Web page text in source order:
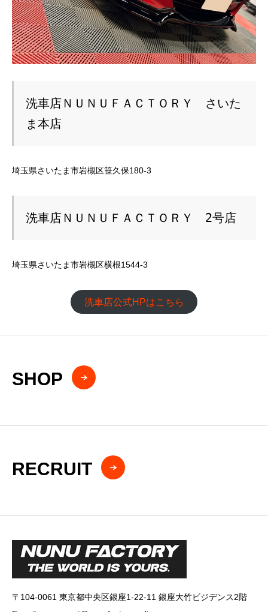
洗車店ＮＵＮＵＦＡＣＴＯＲＹ　さいた
ま本店
埼玉県さいたま市岩槻区笹久保180-3
洗車店ＮＵＮＵＦＡＣＴＯＲＹ　2号店
埼玉県さいたま市岩槻区横根1544-3
洗車店公式HPはこちら
SHOP
RECRUIT
〒104-0061 東京都中央区銀座1-22-11 銀座大竹ビジデンス2階